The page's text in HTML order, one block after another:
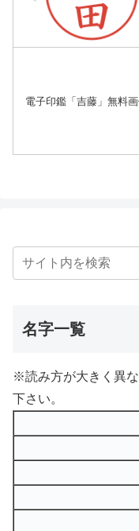
電子印鑑「吉藤」無料
名字一覧
※読み方が大きく異
下さい。